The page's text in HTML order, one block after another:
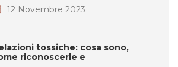
12 Novembre 2023
tossiche: cosa sono,
riconoscerle e